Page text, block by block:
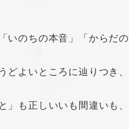
いのちの本音」「からだ
どよいところに辿りつき
」も正しいいも間違いも